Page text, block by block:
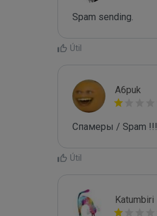
Spam sending.
Útil
A6puk
Спамеры / Spam !!!
Útil
Katumbiri